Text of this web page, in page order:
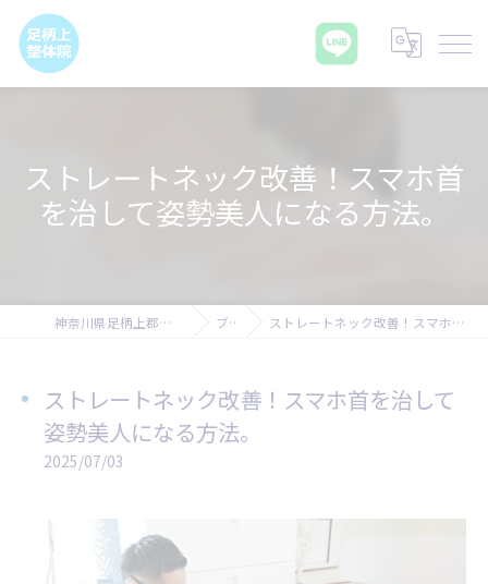
ストレートネック改善！スマホ首
を治して姿勢美人になる方法。
神奈川県足柄上郡の腰痛なら足柄上整体院 ブログ ストレートネック改善！スマホ首を治して姿勢美人になる方法。
ストレートネック改善！スマホ首を治して
姿勢美人になる方法。
2025/07/03